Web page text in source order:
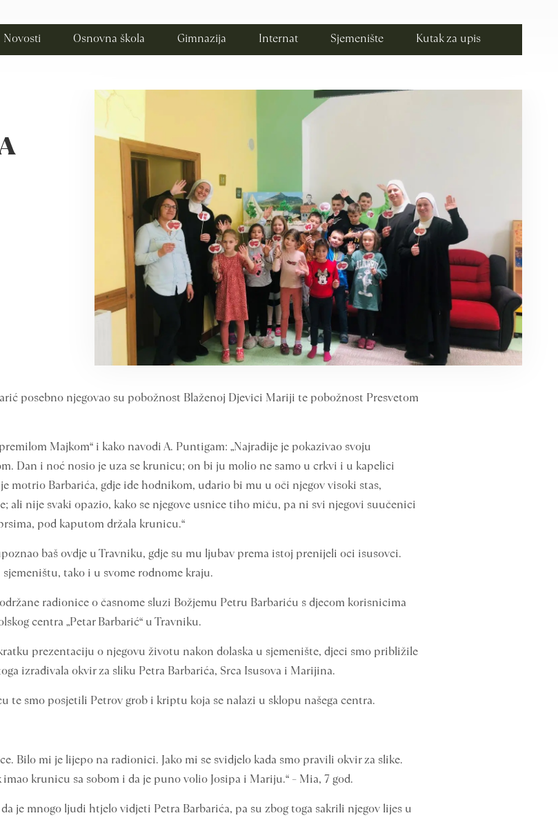
Novosti Osnovna škola Gimnazija Internat Sjemenište Kutak za upis
posebno njegovao su pobožnost Blaženoj Djevici Mariji te pobožnost Presvetom
Majkom“ i kako navodi A. Puntigam: „Najradije je pokazivao svoju
Dan i noć nosio je uza se krunicu; on bi ju molio ne samo u crkvi i u kapelici
motrio Barbarića, gdje ide hodnikom, udario bi mu u oči njegov visoki stas,
ali nije svaki opazio, kako se njegove usnice tiho miču, pa ni svi njegovi suučenici
pod kaputom držala krunicu.“
baš ovdje u Travniku, gdje su mu ljubav prema istoj prenijeli oci isusovci.
tako i u svome rodnome kraju.
radionice o časnome sluzi Božjemu Petru Barbariću s djecom korisnicima
centra „Petar Barbarić“ u Travniku.
prezentaciju o njegovu životu nakon dolaska u sjemenište, djeci smo približile
izrađivala okvir za sliku Petra Barbarića, Srca Isusova i Marijina.
te smo posjetili Petrov grob i kriptu koja se nalazi u sklopu našega centra.
Bilo mi je lijepo na radionici. Jako mi se svidjelo kada smo pravili okvir za slike.
krunicu sa sobom i da je puno volio Josipa i Mariju.“ – Mia, 7 god.
je mnogo ljudi htjelo vidjeti Petra Barbarića, pa su zbog toga sakrili njegov lijes u